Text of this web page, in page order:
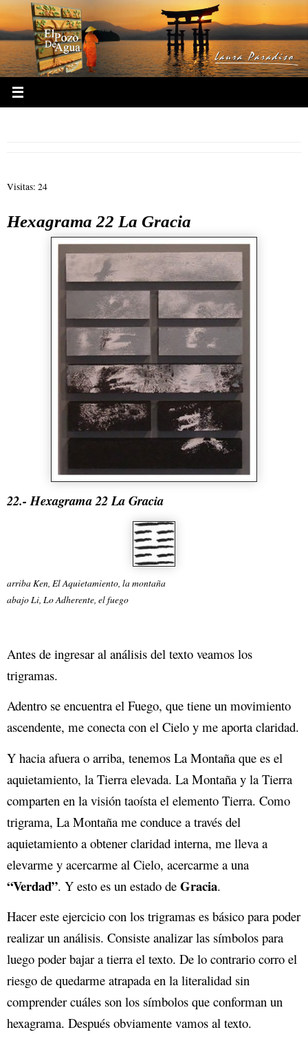
Ir
al
contenido
Visitas: 24
Hexagrama 22 La Gracia
22.- Hexagrama 22 La Gracia
arriba Ken, El Aquietamiento, la montaña
abajo Li, Lo Adherente, el fuego
Antes de ingresar al análisis del texto veamos los
trigramas.
Adentro se encuentra el Fuego, que tiene un movimiento
ascendente, me conecta con el Cielo y me aporta claridad.
Y hacia afuera o arriba, tenemos La Montaña que es el
aquietamiento, la Tierra elevada. La Montaña y la Tierra
comparten en la visión taoísta el elemento Tierra. Como
trigrama, La Montaña me conduce a través del
aquietamiento a obtener claridad interna, me lleva a
elevarme y acercarme al Cielo, acercarme a una
“Verdad”. Y esto es un estado de Gracia.
Hacer este ejercicio con los trigramas es básico para poder
realizar un análisis. Consiste analizar las símbolos para
luego poder bajar a tierra el texto. De lo contrario corro el
riesgo de quedarme atrapada en la literalidad sin
comprender cuáles son los símbolos que conforman un
hexagrama. Después obviamente vamos al texto.